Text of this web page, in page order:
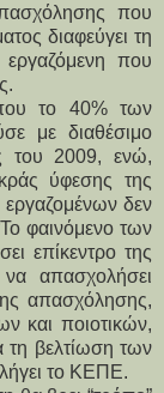
που
διαφεύγει τη
εργαζόμενη που
το 40% των
με διαθέσιμο
του 2009, ενώ,
ύφεσης της
εργαζομένων δεν
φαινόμενο των
επίκεντρο της
απασχολήσει
απασχόλησης,
και ποιοτικών,
τη βελτίωση των
το ΚΕΠΕ.